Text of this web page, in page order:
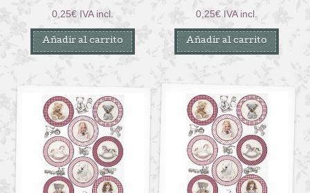
0,25€ IVA incl.
Añadir al carrito
0,25€ IVA incl.
Añadir al carrito